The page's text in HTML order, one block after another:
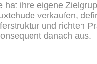
hat ihre eigene
verkaufen,
und richten
danach aus.